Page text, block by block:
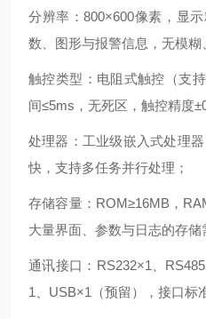
分辨率：800×600像素，显
数、图形与报警信息，无模糊
触控类型：电阻式触控（支
间≤5ms，无死区，触控精度
处理器：工业级嵌入式处理
快，支持多任务并行处理；
存储容量：ROM≥16MB，
大量界面、参数与日志的存储
通讯接口：RS232×1、
1、USB×1（预留），接口标